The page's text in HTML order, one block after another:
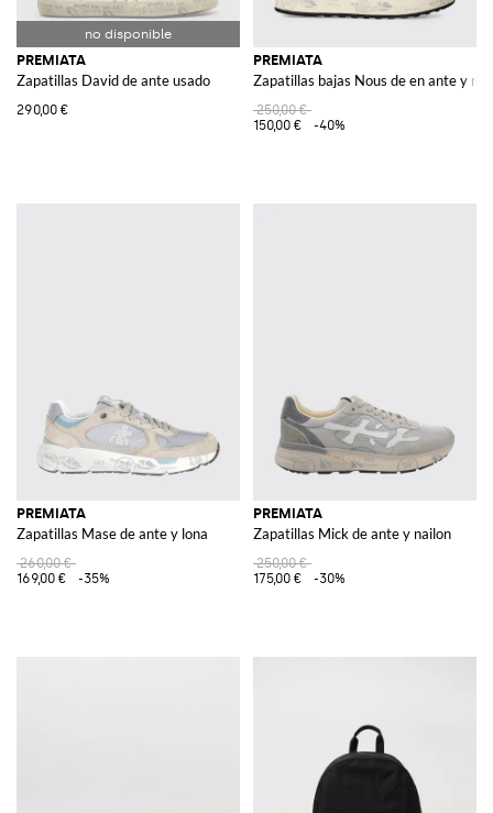
PREMIATA
Zapatillas David de ante usado
290,00 €
PREMIATA
Zapatillas bajas Nous de en ante y
250,00 €
150,00 €
-40%
PREMIATA
Zapatillas Mase de ante y lona
260,00 €
169,00 €
-35%
PREMIATA
Zapatillas Mick de ante y nailon
250,00 €
175,00 €
-30%